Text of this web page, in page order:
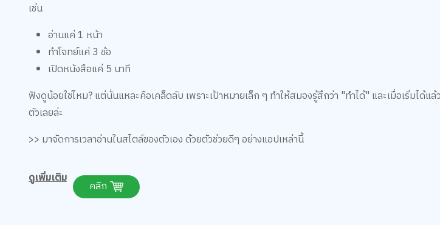
เช่น
อ่านแค่ 1 หน้า
ทำโจทย์แค่ 3 ข้อ
เปิดหนังสือแค่ 5 นาที
ฟังดูน้อยใช่ไหม? แต่นั่นแหละคือเคล็ดลับ เพราะเป้าหมายเล็ก ๆ ทำให้สมองรู้สึกว่า "ทำได้" และเมื่อเริ่มได้แล้
ตัวเลยล่ะ
>> มาจัดการเวลาอ่านในสไตล์ของตัวเอง ด้วยตัวช่วยดีๆ อย่างแอปเหล่านี้
ดูเพิ่มเติม
คลิก